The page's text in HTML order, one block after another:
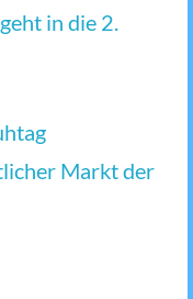
in die 2.
Markt der